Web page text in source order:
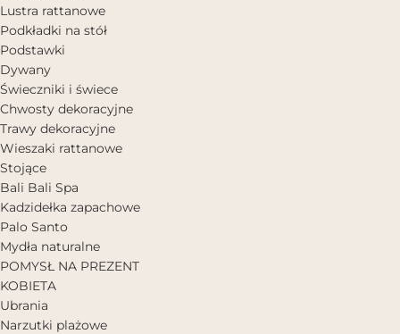
Lustra rattanowe
Podkładki na stół
Podstawki
Dywany
Świeczniki i świece
Chwosty dekoracyjne
Trawy dekoracyjne
Wieszaki rattanowe
Stojące
Bali Bali Spa
Kadzidełka zapachowe
Palo Santo
Mydła naturalne
POMYSŁ NA PREZENT
KOBIETA
Ubrania
Narzutki plażowe